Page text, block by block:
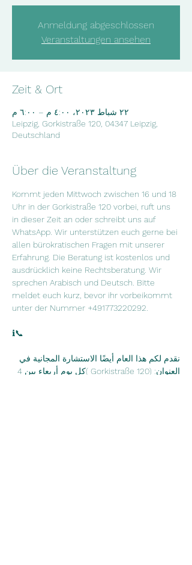
Anmeldung abgeschlossen
Veranstaltungen ansehen
Zeit & Ort
٢٢ شباط ٢٠٢٣، ٤:٠٠ م – ٦:٠٠ م
Leipzig, Gorkistraße 120, 04347 Leipzig,
Deutschland
Über die Veranstaltung
Kommt jeden Mittwoch zwischen 16 und 18
Uhr in der Gorkistraße 120 vorbei, ruft uns
in dieser Zeit an oder schreibt uns auf
WhatsApp. Wir unterstützen euch gerne bei
allen bürokratischen Fragen mit unserer
Erfahrung. Die Beratung ist kostenlos und
ausdrücklich keine Rechtsberatung. Wir
sprechen Arabisch und Deutsch. Bitte
meldet euch kurz, bevor ihr vorbeikommt
unter der Nummer +491773220292.
ℹ📞
نقدم لكم هذا العام أيضًا الاستشارة المجانية في